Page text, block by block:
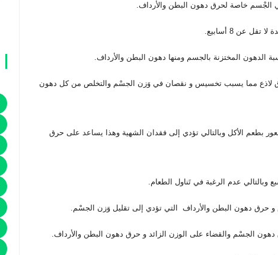
الجْسم خاصة لحرق دهون البطن والأرداف.
عن 8 أسابيع.
المختزنة بالجسم ومنها دهون البطن والأرداف.
عدم الرغبة في تَناول الطعام.
دهون البطن والأرداف  التي تؤدي إلى تقليل وَزن الجسْم.
الجسْم والقضاء على الوزن الزائد و حرق دهون البطن والأرداف.